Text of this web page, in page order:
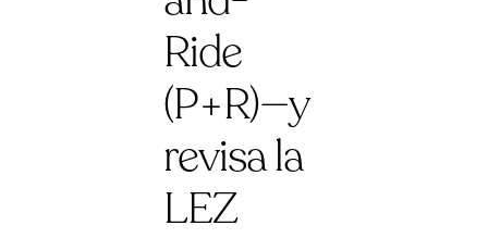
Ride
(P+R)—y
revisa la
LEZ